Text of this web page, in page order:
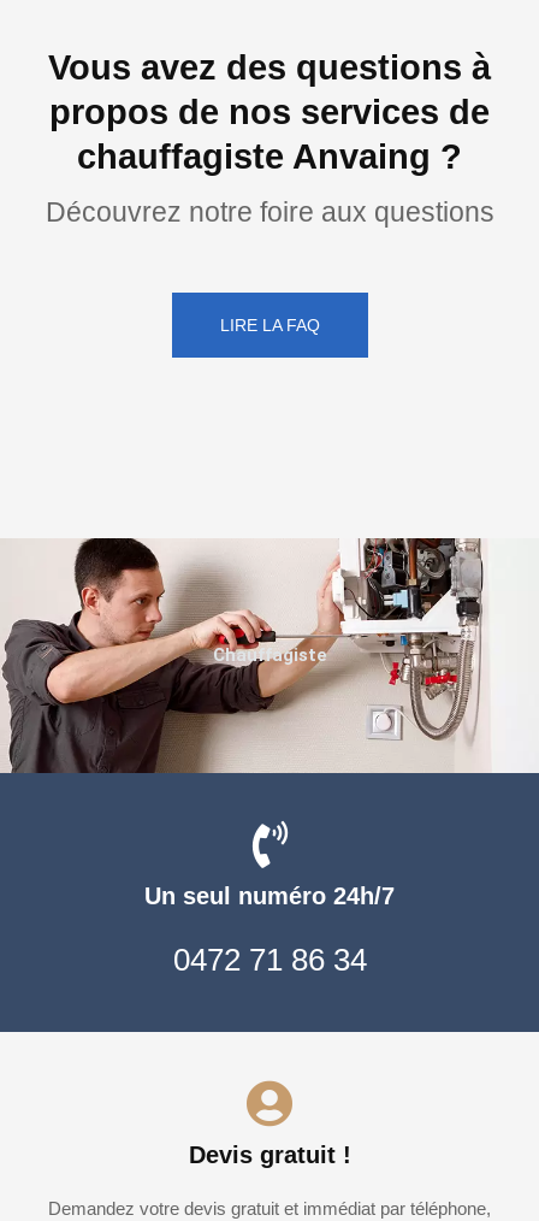
Vous avez des questions à
propos de nos services de
chauffagiste Anvaing ?
Découvrez notre foire aux questions
LIRE LA FAQ
Un seul numéro 24h/7
0472 71 86 34
Devis gratuit !
Demandez votre devis gratuit et immédiat par téléphone,
Chauffagiste